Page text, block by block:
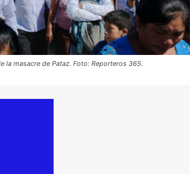
la masacre de Pataz. Foto: Reporteros 365.